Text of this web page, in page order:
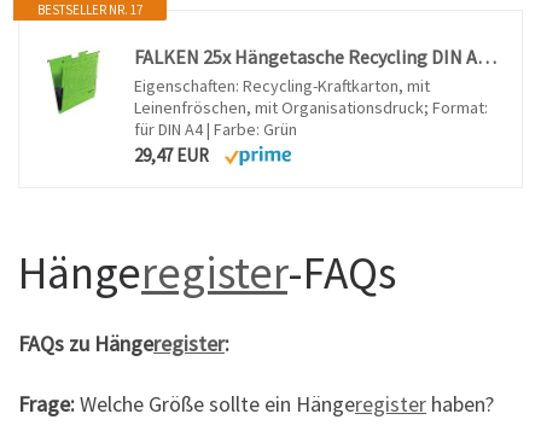
BESTSELLER NR. 17
FALKEN 25x Hängetasche Recycling DIN A4 mit Leinenfröschen grün
Eigenschaften: Recycling-Kraftkarton, mit
Leinenfröschen, mit Organisationsdruck; Format:
für DIN A4 | Farbe: Grün
29,47 EUR
Hängeregister-FAQs
FAQs zu Hängeregister:
Frage:Welche Größe sollte ein Hängeregister haben?